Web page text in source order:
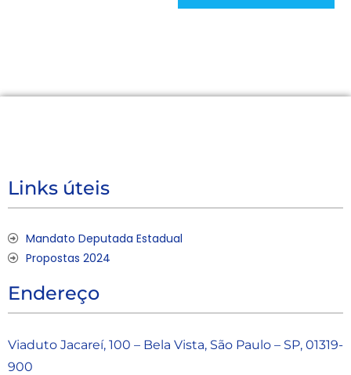
Links úteis
Mandato Deputada Estadual
Propostas 2024
Endereço
Viaduto Jacareí, 100 – Bela Vista, São Paulo – SP, 01319-
900